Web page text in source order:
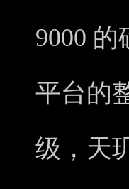
9000
平台的
级，天